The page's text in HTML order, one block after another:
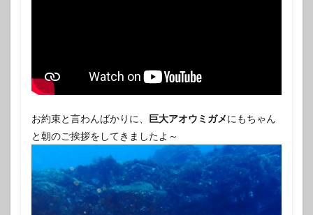
お約束と言わんばかりに、 巨大アオウミガメにもちゃん
と朝のご挨拶をしてきましたよ～